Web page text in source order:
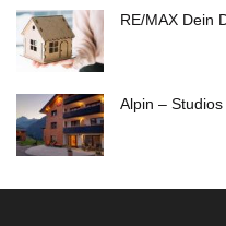
RE/MAX Dein
Alpin –